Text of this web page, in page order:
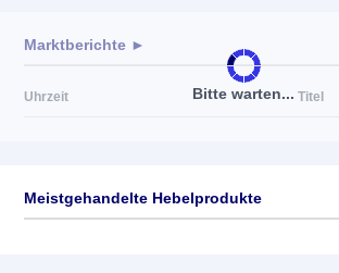
Bitte warten...
Marktberichte ►
Uhrzeit Titel
Meistgehandelte Hebelprodukte